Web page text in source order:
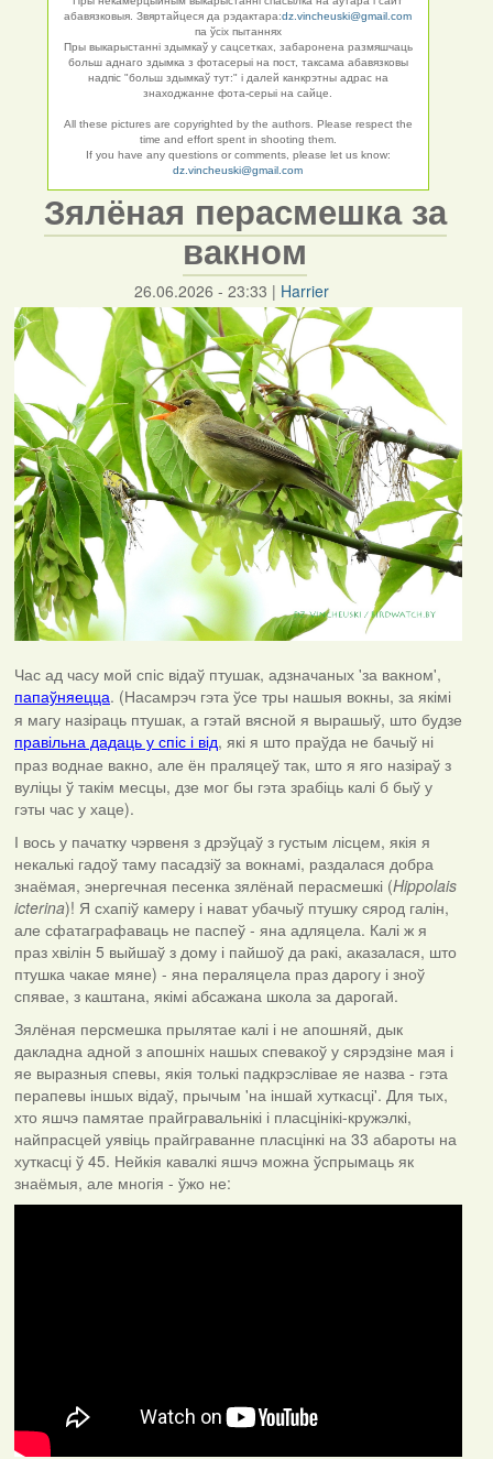
абавязковыя. Звяртайцеся да рэдактара:dz.vincheuski@gmail.com
па ўсіх пытаннях
Пры выкарыстанні здымкаў у сацсетках, забаронена размяшчаць
больш аднаго здымка з фотасерыі на пост, таксама абавязковы
надпіс "больш здымкаў тут:" і далей канкрэтны адрас на
знаходжанне фота-серыі на сайце.
All these pictures are copyrighted by the authors. Please respect the
time and effort spent in shooting them.
If you have any questions or comments, please let us know:
dz.vincheuski@gmail.com
Зялёная перасмешка за
вакном
26.06.2026 - 23:33 | Harrier
Час ад часу мой спіс відаў птушак, адзначаных 'за вакном',
папаўняецца. (Насамрэч гэта ўсе тры нашыя вокны, за якімі
я магу назіраць птушак, а гэтай вясной я вырашыў, што будзе
правільна дадаць у спіс і від, які я што праўда не бачыў ні
праз воднае вакно, але ён праляцеў так, што я яго назіраў з
вуліцы ў такім месцы, дзе мог бы гэта зрабіць калі б быў у
гэты час у хаце).
І вось у пачатку чэрвеня з дрэўцаў з густым лісцем, якія я
некалькі гадоў таму пасадзіў за вокнамі, раздалася добра
знаёмая, энергечная песенка зялёнай перасмешкі (Hippolais
icterina)! Я схапіў камеру і нават убачыў птушку сярод галін,
але сфатаграфаваць не паспеў - яна адляцела. Калі ж я
праз хвілін 5 выйшаў з дому і пайшоў да ракі, аказалася, што
птушка чакае мяне) - яна пераляцела праз дарогу і зноў
спявае, з каштана, якімі абсажана школа за дарогай.
Зялёная персмешка прылятае калі і не апошняй, дык
дакладна адной з апошніх нашых спевакоў у сярэдзіне мая і
яе выразныя спевы, якія толькі падкрэслівае яе назва - гэта
перапевы іншых відаў, прычым 'на іншай хуткасці'. Для тых,
хто яшчэ памятае прайгравальнікі і пласцінікі-кружэлкі,
найпрасцей уявіць прайграванне пласцінкі на 33 абароты на
хуткасці ў 45. Нейкія кавалкі яшчэ можна ўспрымаць як
знаёмыя, але многія - ўжо не: